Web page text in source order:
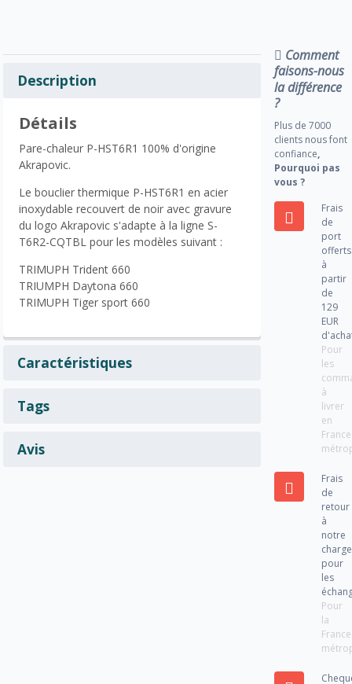
Description
Détails
Pare-chaleur P-HST6R1 100% d'origine
Akrapovic.
Le bouclier thermique P-HST6R1 en acier
inoxydable recouvert de noir avec gravure
du logo Akrapovic s'adapte à la ligne S-
T6R2-CQTBL pour les modèles suivant :
TRIMUPH Trident 660
TRIUMPH Daytona 660
TRIMUPH Tiger sport 660
Caractéristiques
Tags
Avis
Comment
faisons-nous
la différence
?
Plus de 7000
clients nous font
confiance,
Pourquoi pas
vous ?
Frais
de
port
offerts
à
partir
de
129
EUR
Pour
les
à
livrer
en
France
Frais
de
retour
à
notre
charge
pour
les
Pour
la
France